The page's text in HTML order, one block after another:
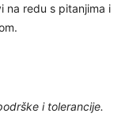
na redu s pitanjima i
i tolerancije.